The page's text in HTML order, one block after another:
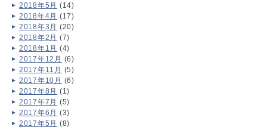
2018年5月 (14)
2018年4月 (17)
2018年3月 (20)
2018年2月 (7)
2018年1月 (4)
2017年12月 (6)
2017年11月 (5)
2017年10月 (6)
2017年8月 (1)
2017年7月 (5)
2017年6月 (3)
2017年5月 (8)